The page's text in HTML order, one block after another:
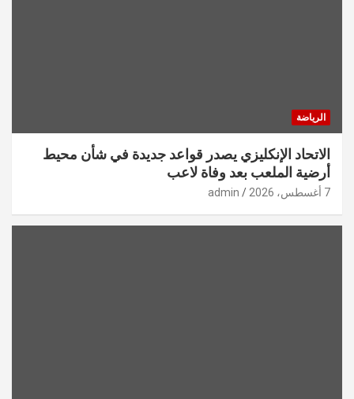
الرياضة
الاتحاد الإنكليزي يصدر قواعد جديدة في شأن محيط
أرضية الملعب بعد وفاة لاعب
7 أغسطس، 2026 admin